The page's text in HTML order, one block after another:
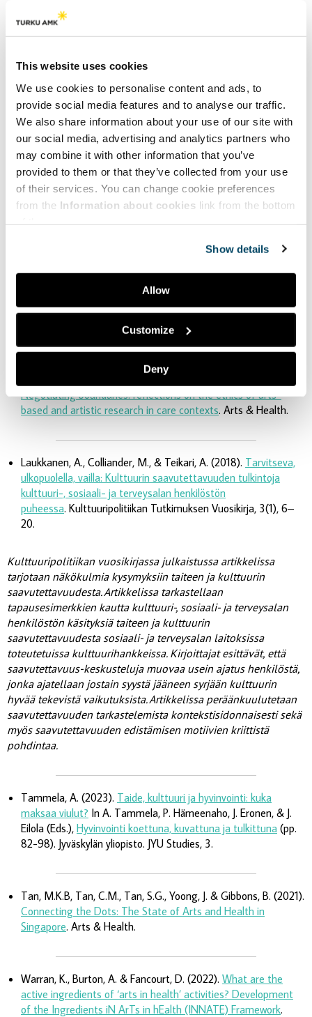
This website uses cookies
We use cookies to personalise content and ads, to
provide social media features and to analyse our traffic.
We also share information about your use of our site with
our social media, advertising and analytics partners who
may combine it with other information that you’ve
provided to them or that they’ve collected from your use
of their services. You can change cookie preferences
from the Information about cookies link from the bottom
Show details
Allow
Customize
Deny
Jansson, S-M. (2014).
kulttuurin vaikutustutkimuksia ja -metodologioita.
Laitinen, L., Jakonen, O., Lahtinen, E. & Lilja-Viherlampi, L.
(2020). From grass-roots activities to national policies – the
state of arts and health in Finland. Arts & Health.
Arts & Health -lehdessä julkaistun open access -artikkelin
tavoitteena on hahmotella kokonaiskuvaa
kulttuurihyvinvointialan nykytilanteesta Suomessa sekä myös
keskeisiä politiikkaohjelmia, rakenteita, käytänteitä,
Arts & Health -lehden verkkosivuilta. Artikkeli on viides
sarjassa, joka esittelee kulttuurihyvinvointialan kehitystä eri
Laukkanen, A., Jaakonaho, L., Fast, H. & Koivisto, T-A. (2021).
Negotiating boundaries: reflections on the ethics of arts-
based and artistic research in care contexts. Arts & Health.
Laukkanen, A., Colliander, M., & Teikari, A. (2018). Tarvitseva,
ulkopuolella, vailla: Kulttuurin saavutettavuuden tulkintoja
kulttuuri-, sosiaali- ja terveysalan henkilöstön
puheessa. Kulttuuripolitiikan Tutkimuksen Vuosikirja, 3(1), 6–
20.
Kulttuuripolitiikan vuosikirjassa julkaistussa artikkelissa
tarjotaan näkökulmia kysymyksiin taiteen ja kulttuurin
saavutettavuudesta. Artikkelissa tarkastellaan
tapausesimerkkien kautta kulttuuri-, sosiaali- ja terveysalan
henkilöstön käsityksiä taiteen ja kulttuurin
saavutettavuudesta sosiaali- ja terveysalan laitoksissa
toteutetuissa kulttuurihankkeissa. Kirjoittajat esittävät, että
saavutettavuus-keskusteluja muovaa usein ajatus henkilöstä,
jonka ajatellaan jostain syystä jääneen syrjään kulttuurin
hyvää tekevistä vaikutuksista. Artikkelissa peräänkuulutetaan
saavutettavuuden tarkastelemista kontekstisidonnaisesti sekä
myös saavutettavuuden edistämisen motiivien kriittistä
pohdintaa.
Tammela, A. (2023). Taide, kulttuuri ja hyvinvointi: kuka
maksaa viulut? In A. Tammela, P. Hämeenaho, J. Eronen, & J.
Eilola (Eds.), Hyvinvointi koettuna, kuvattuna ja tulkittuna (pp.
82-98). Jyväskylän yliopisto. JYU Studies, 3.
Tan, M.K.B, Tan, C.M., Tan, S.G., Yoong, J. & Gibbons, B. (2021).
Connecting the Dots: The State of Arts and Health in
Singapore. Arts & Health.
Warran, K., Burton, A. & Fancourt, D. (2022). What are the
active ingredients of ‘arts in health’ activities? Development
of the Ingredients iN ArTs in hEalth (INNATE) Framework.